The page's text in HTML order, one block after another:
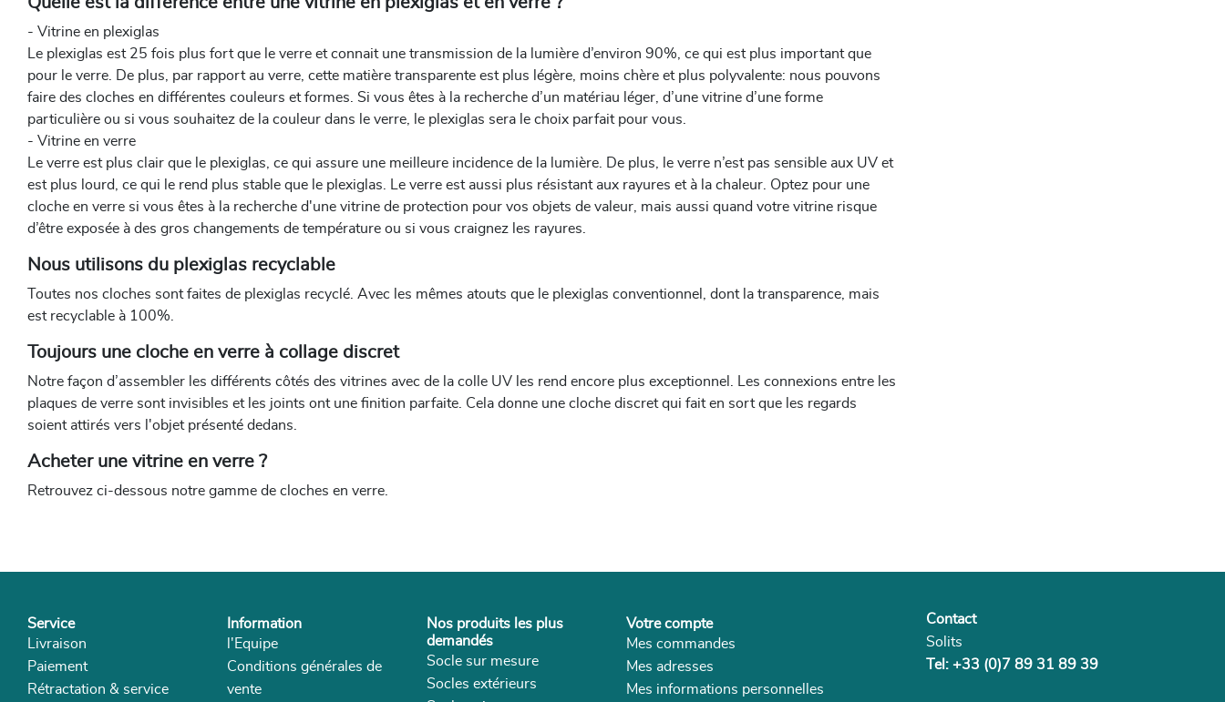
- Vitrine en plexiglas
Le plexiglas est 25 fois plus fort que le verre et connait une transmission de la lumière d’environ 90%, ce qui est plus important que
pour le verre. De plus, par rapport au verre, cette matière transparente est plus légère, moins chère et plus polyvalente: nous pouvons
faire des cloches en différentes couleurs et formes. Si vous êtes à la recherche d’un matériau léger, d’une vitrine d’une forme
particulière ou si vous souhaitez de la couleur dans le verre, le plexiglas sera le choix parfait pour vous.
- Vitrine en verre
Le verre est plus clair que le plexiglas, ce qui assure une meilleure incidence de la lumière. De plus, le verre n’est pas sensible aux UV et
est plus lourd, ce qui le rend plus stable que le plexiglas. Le verre est aussi plus résistant aux rayures et à la chaleur. Optez pour une
cloche en verre si vous êtes à la recherche d'une vitrine de protection pour vos objets de valeur, mais aussi quand votre vitrine risque
d’être exposée à des gros changements de température ou si vous craignez les rayures.
Nous utilisons du plexiglas recyclable
Toutes nos cloches sont faites de plexiglas recyclé. Avec les mêmes atouts que le plexiglas conventionnel, dont la transparence, mais
est recyclable à 100%.
Toujours une cloche en verre à collage discret
Notre façon d’assembler les différents côtés des vitrines avec de la colle UV les rend encore plus exceptionnel. Les connexions entre les
plaques de verre sont invisibles et les joints ont une finition parfaite. Cela donne une cloche discret qui fait en sort que les regards
soient attirés vers l'objet présenté dedans.
Acheter une vitrine en verre ?
Retrouvez ci-dessous notre gamme de cloches en verre.
Service
Livraison
Paiement
Rétractation & service
Information
l'Equipe
Conditions générales de
vente
Nos produits les plus
demandés
Socle sur mesure
Socles extérieurs
Votre compte
Mes commandes
Mes adresses
Mes informations personnelles
Contact
Solits
Tel: +33 (0)7 89 31 89 39